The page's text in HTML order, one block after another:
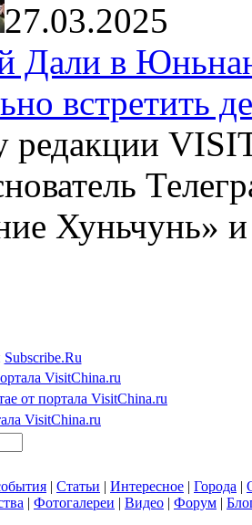
27.03.2025
Дали в
встретить
редакции
Хуньчунь»
Subscribe.Ru
VisitChina.ru
от портала VisitChina.ru
VisitChina.ru
| Статьи | Интересное | Города |
| Фотогалереи | Видео | Форум |